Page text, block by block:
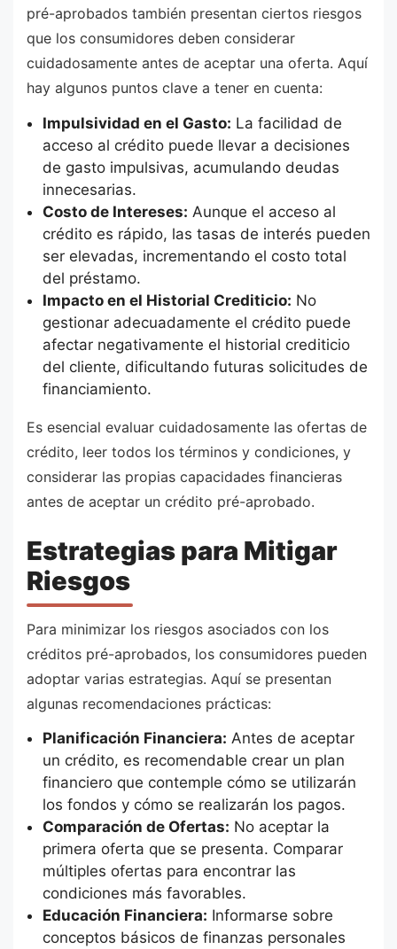
pré-aprobados también presentan ciertos riesgos
que los consumidores deben considerar
cuidadosamente antes de aceptar una oferta. Aquí
hay algunos puntos clave a tener en cuenta:
Impulsividad en el Gasto: La facilidad de
acceso al crédito puede llevar a decisiones
de gasto impulsivas, acumulando deudas
innecesarias.
Costo de Intereses: Aunque el acceso al
crédito es rápido, las tasas de interés pueden
ser elevadas, incrementando el costo total
del préstamo.
Impacto en el Historial Crediticio: No
gestionar adecuadamente el crédito puede
afectar negativamente el historial crediticio
del cliente, dificultando futuras solicitudes de
financiamiento.
Es esencial evaluar cuidadosamente las ofertas de
crédito, leer todos los términos y condiciones, y
considerar las propias capacidades financieras
antes de aceptar un crédito pré-aprobado.
Estrategias para Mitigar
Riesgos
Para minimizar los riesgos asociados con los
créditos pré-aprobados, los consumidores pueden
adoptar varias estrategias. Aquí se presentan
algunas recomendaciones prácticas:
Planificación Financiera: Antes de aceptar
un crédito, es recomendable crear un plan
financiero que contemple cómo se utilizarán
los fondos y cómo se realizarán los pagos.
Comparación de Ofertas: No aceptar la
primera oferta que se presenta. Comparar
múltiples ofertas para encontrar las
condiciones más favorables.
Educación Financiera: Informarse sobre
conceptos básicos de finanzas personales